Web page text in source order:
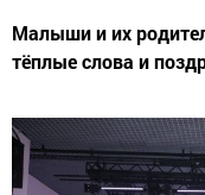
Малыши и их
тёплые слова и